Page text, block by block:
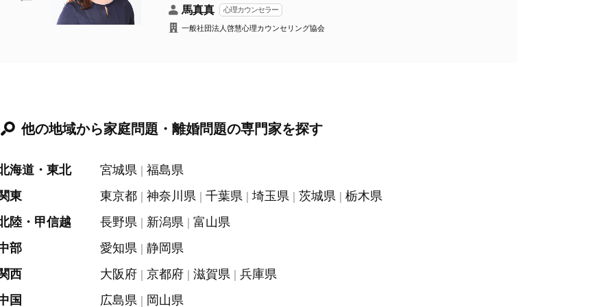
馬真真 心理カウンセラー
一般社団法人啓慧心理カウンセリング協会
他の地域から家庭問題・離婚問題の専門家を探す
海道・東北 宮城県
福島県
東
東京都 神奈川県 千葉県 埼玉県 茨城県
栃木県
陸・甲信越
長野県 新潟県
富山県
部
愛知県
静岡県
西
大阪府 京都府 滋賀県
兵庫県
国
広島県 岡山県